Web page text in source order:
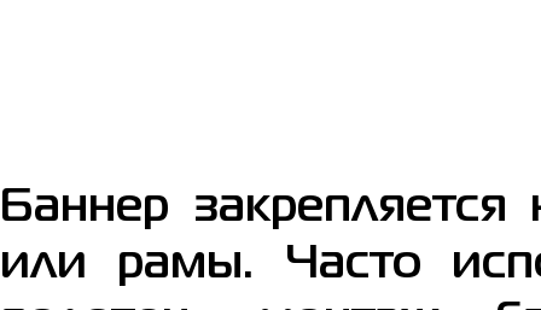
Баннер
или рамы. Часто